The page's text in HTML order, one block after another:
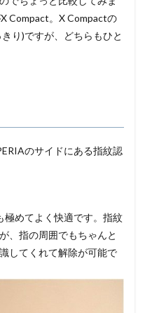
Compact。X Compactの
り)ですが、どちらもひと
のサイドにある指紋認
極めてよく快適です。指紋
、指の周囲でもちゃんと
してくれて解除が可能で